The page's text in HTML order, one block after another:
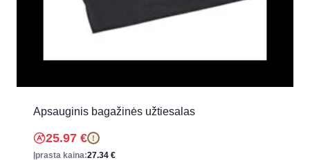
Apsauginis bagažinės užtiesalas
25.97 € !
Įprasta kaina:27.34 €